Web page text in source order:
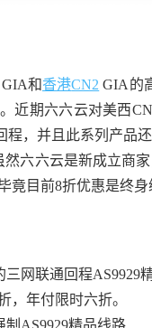
GIA和香港CN2 GIA的
近期六六云对美西
程，并且此系列产品
六六云是新成立商
竟目前8折优惠是终身
网联通回程AS9929
，年付限时六折。